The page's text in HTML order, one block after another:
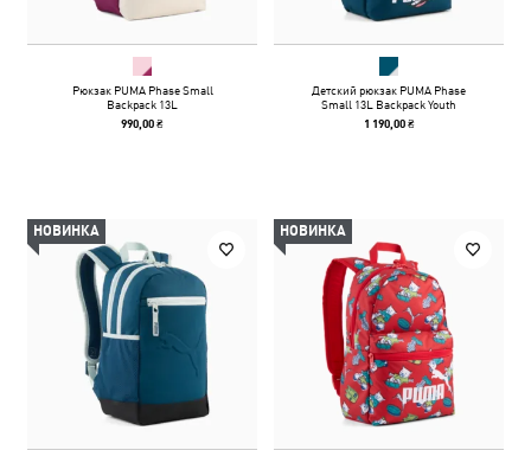
Рюкзак PUMA Phase Small
Backpack 13L
990,00 ₴
Детский рюкзак PUMA Phase
Small 13L Backpack Youth
1 190,00 ₴
НОВИНКА НОВИНКА